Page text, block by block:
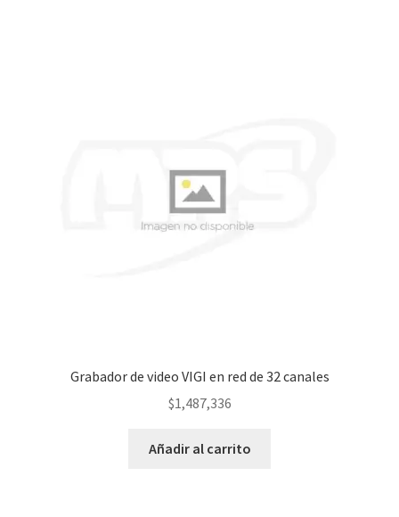
Grabador de video VIGI en red de 32 canales
$1,487,336
Añadir al carrito